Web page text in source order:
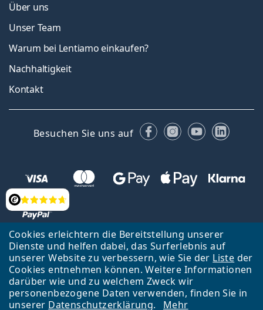
Cookies erleichtern die Bereitstellung unserer
Dienste und helfen dabei, das Surferlebnis auf
unserer Website zu verbessern, wie Sie der Liste der
Cookies entnehmen können. Weitere Informationen
darüber wie und zu welchem Zweck wir
personenbezogene Daten verwenden, finden Sie in
unserer Datenschutzerklärung. Mehr
Bewertung
Über uns
Unser Team
Warum bei Lentiamo einkaufen?
Nachhaltigkeit
Kontakt
Besuchen Sie uns auf FacebookInstagram
YouTube
Zurück zur Hauptseite Nach oben
Français
Lentiamo s.r.o., Tschechien ist Eigentümer und Betreiber des Online-
Shops Lentiamo.ch
Seit 18 Jahren sind wir für Sie da.